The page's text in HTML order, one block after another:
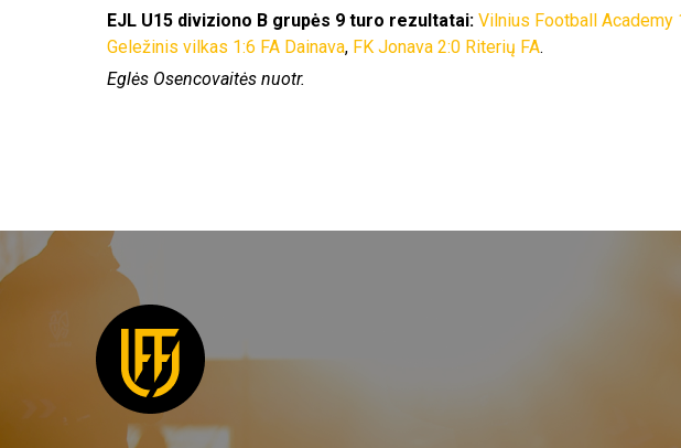
EJL U15 diviziono B grupės 9 turo rezultatai: Vilnius Football Academy
Geležinis vilkas 1:6 FA Dainava, FK Jonava 2:0 Riterių FA.
Eglės Osencovaitės nuotr.